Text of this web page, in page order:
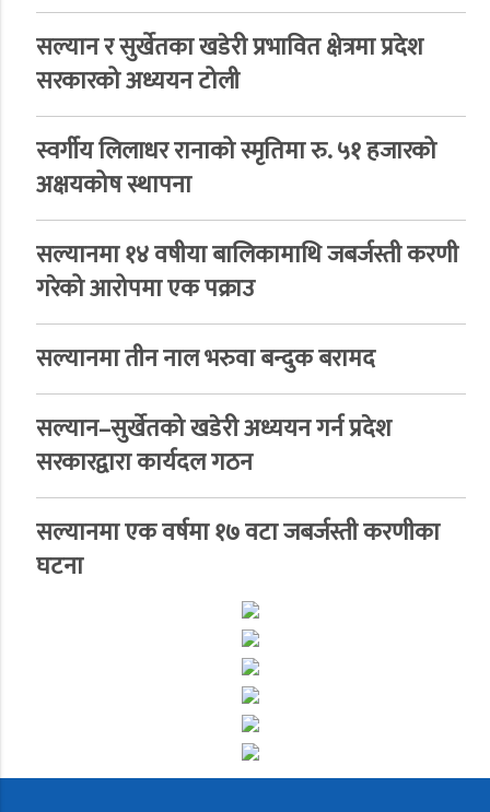
सल्यान र सुर्खेतका खडेरी प्रभावित क्षेत्रमा प्रदेश
सरकारको अध्ययन टोली
स्वर्गीय लिलाधर रानाको स्मृतिमा रु. ५१ हजारको
अक्षयकोष स्थापना
सल्यानमा १४ वषीया बालिकामाथि जबर्जस्ती करणी
गरेको आरोपमा एक पक्राउ
सल्यानमा तीन नाल भरुवा बन्दुक बरामद
सल्यान–सुर्खेतको खडेरी अध्ययन गर्न प्रदेश
सरकारद्वारा कार्यदल गठन
सल्यानमा एक वर्षमा १७ वटा जबर्जस्ती करणीका
घटना